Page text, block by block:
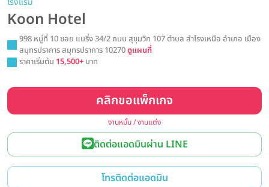
Koon Hotel
998 หมู่ที่ 10 ซอย แบริ่ง 34/2 ถนน สุขุมวิท 107 ตำบล สำโรงเหนือ อำเภอ เมือง
สมุทรปราการ สมุทรปราการ 10270ดูแผนที่
ราคาเริ่มต้น 15,500+ บาท
คลิกขอแพ็กเกจ
งานหมั้น / งานแต่ง
ติดต่อแอดมินผ่าน LINE
โทรติดต่อแอดมิน